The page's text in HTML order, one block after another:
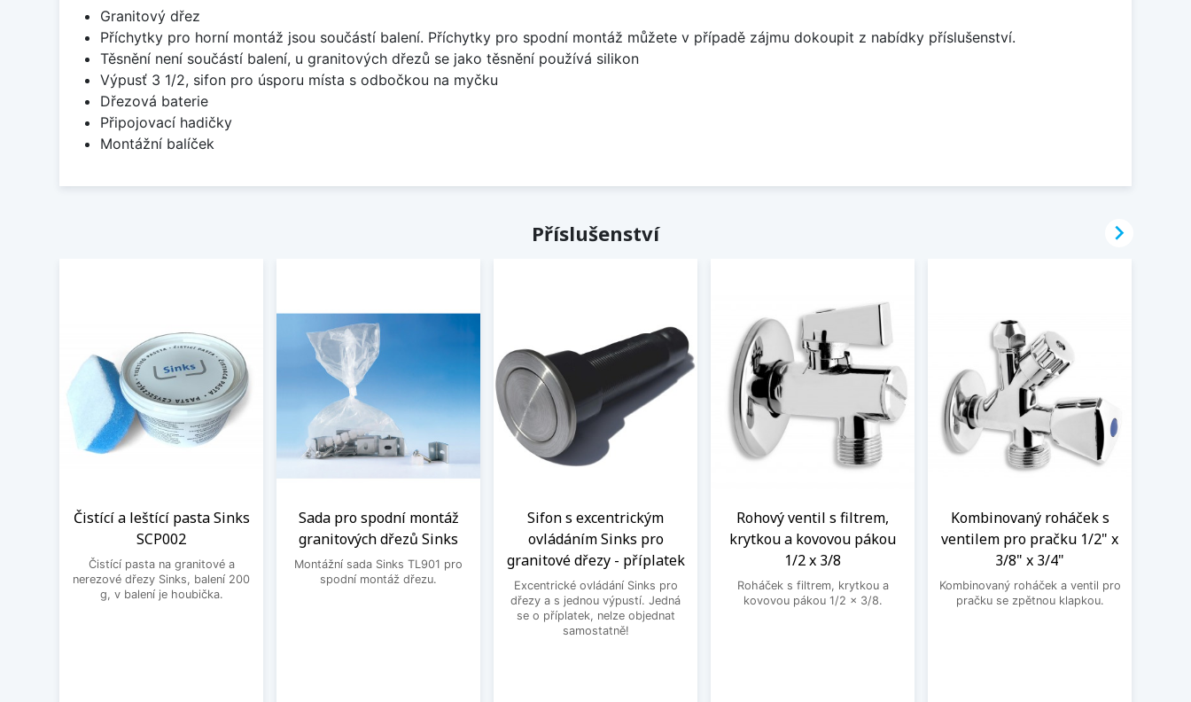
Granitový dřez
Příchytky pro horní montáž jsou součástí balení. Příchytky pro spodní montáž můžete v případě zájmu dokoupit z nabídky příslušenství.
Těsnění není součástí balení, u granitových dřezů se jako těsnění používá silikon
Výpusť 3 1/2, sifon pro úsporu místa s odbočkou na myčku
Dřezová baterie
Připojovací hadičky
Montážní balíček
Příslušenství
Čistící a leštící pasta Sinks
SCP002
Čistící pasta na granitové a
nerezové dřezy Sinks, balení 200
g, v balení je houbička.
Sada pro spodní montáž
granitových dřezů Sinks
Montážní sada Sinks TL901 pro
spodní montáž dřezu.
Sifon s excentrickým
ovládáním Sinks pro
granitové dřezy - příplatek
Excentrické ovládání Sinks pro
dřezy a s jednou výpustí. Jedná
se o příplatek, nelze objednat
samostatně!
Rohový ventil s filtrem,
krytkou a kovovou pákou
1/2 x 3/8
Roháček s filtrem, krytkou a
kovovou pákou 1/2 x 3/8.
Kombinovaný roháček s
ventilem pro pračku 1/2" x
3/8" x 3/4"
Kombinovaný roháček a ventil pro
pračku se zpětnou klapkou.
